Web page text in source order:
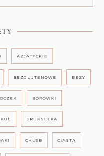
AZJATYCKIE
BEZGLUTENOWE BEZY
BORÓWKI
BRUKSELKA
CHLEB CIASTA